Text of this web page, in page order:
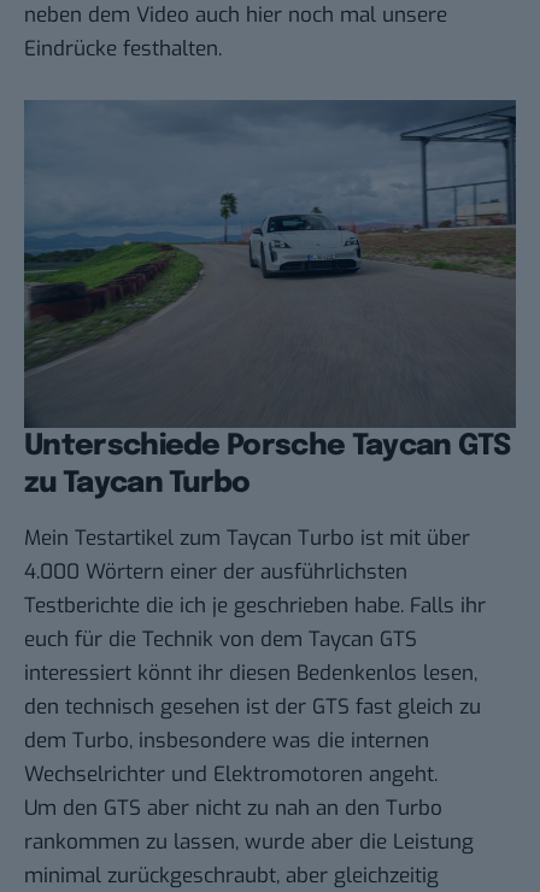
neben dem Video auch hier noch mal unsere
Eindrücke festhalten.
Unterschiede Porsche Taycan GTS
zu Taycan Turbo
Mein Testartikel zum Taycan Turbo ist mit über
4.000 Wörtern einer der ausführlichsten
Testberichte die ich je geschrieben habe. Falls ihr
euch für die Technik von dem Taycan GTS
interessiert könnt ihr diesen Bedenkenlos lesen,
den technisch gesehen ist der GTS fast gleich zu
dem Turbo, insbesondere was die internen
Wechselrichter und Elektromotoren angeht.
Um den GTS aber nicht zu nah an den Turbo
rankommen zu lassen, wurde aber die Leistung
minimal zurückgeschraubt, aber gleichzeitig